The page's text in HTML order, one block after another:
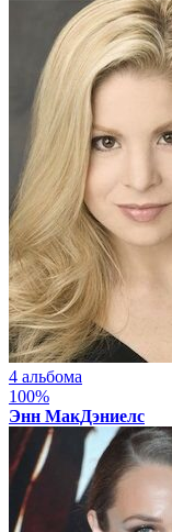
4 альбома
100%
Энн МакДэниелс